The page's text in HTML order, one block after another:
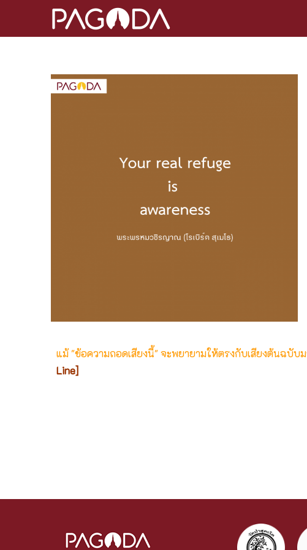
แม้ "ข้อความถอดเสียงนี้" จะพยายามให้ตรงกับเสียงต้นฉบั
Line]